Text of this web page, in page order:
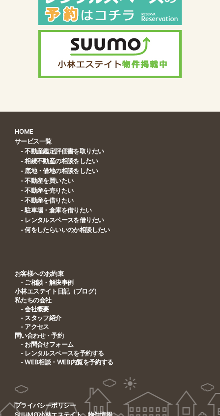
HOME
サービス一覧
- 不動産鑑定評価書を取りたい
- 相続不動産の相談をしたい
- 底地・借地の相談をしたい
- 不動産を買いたい
- 不動産を売りたい
- 不動産を借りたい
- 駐車場・倉庫を借りたい
- レンタルスペースを借りたい
- 何をしたらいいのか相談したい
お客様へのお約束
- ご相談・解決事例
小林エステイト日記（ブログ）
私たちの会社
- 会社概要
- スタッフ紹介
- アクセス
問い合わせ・予約
- お問合せフォーム
- レンタルスペースを予約する
- WEB相談・WEB内覧を予約する
プライバシーポリシー